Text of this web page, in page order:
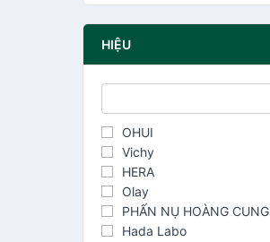
HIỆU
OHUI
Vichy
HERA
Olay
PHẤN NỤ HOÀNG CUNG
Hada Labo